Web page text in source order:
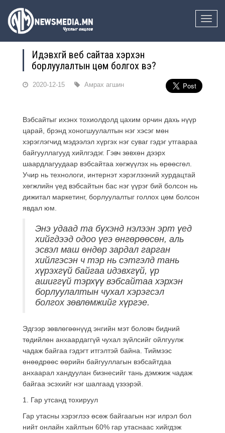
Toggle
Идэвхгүй веб сайтаа хэрхэн
борлуулалтын цөм болгох вэ?
2020-12-15 Амрах агшин
Вэбсайтыг ихэнх тохиолдолд цахим орчин дахь нүүр
царай, брэнд хоногшуулалтын нэг хэсэг мөн
хэрэглэгчид мэдээлэл хүргэх нэг суваг гэдэг утгаараа
байгууллагууд хийлгэдэг. Гэвч зөвхөн дээрх
шаардлагуудаар вэбсайтаа хөгжүүлэх нь өрөөсгөл.
Учир нь технологи, интернэт хэрэглээний хурдацтай
хөгжлийн үед вэбсайтын бас нэг үүрэг бий болсон нь
дижитал маркетинг, борлуулалтыг голлох цөм болсон
явдал юм.
Энэ удаад та бүхэнд нэлээн эрт үед
хийгдээд одоо үеэ өнгөрөөсөн, аль
эсвэл маш өндөр зардал гарган
хийлгэсэн ч тэр нь сэтгэлд тань
хүрэхгүй байгаа идэвхгүй, үр
ашиггүй тэрхүү вэбсайтаа хэрхэн
борлуулалтын чухал хэрэгсэл
болгох зөвлөмжийг хүргэе.
Эдгээр зөвлөгөөнүүд энгийн мэт боловч бидний
төдийлөн анхаардаггүй чухал зүйлсийг ойлгуулж
чадаж байгаа гэдэгт итгэлтэй байна. Тиймээс
өнөөдрөөс өөрийн байгууллагын вэбсайтдаа
анхаарал хандуулан бизнесийг тань дэмжиж чадаж
байгаа эсэхийг нэг шалгаад үзээрэй.
1. Гар утсанд тохируул
Гар утасны хэрэглээ өсөж байгаагын нэг илрэл бол
нийт онлайн хайлтын 60% гар утаснаас хийгдэж